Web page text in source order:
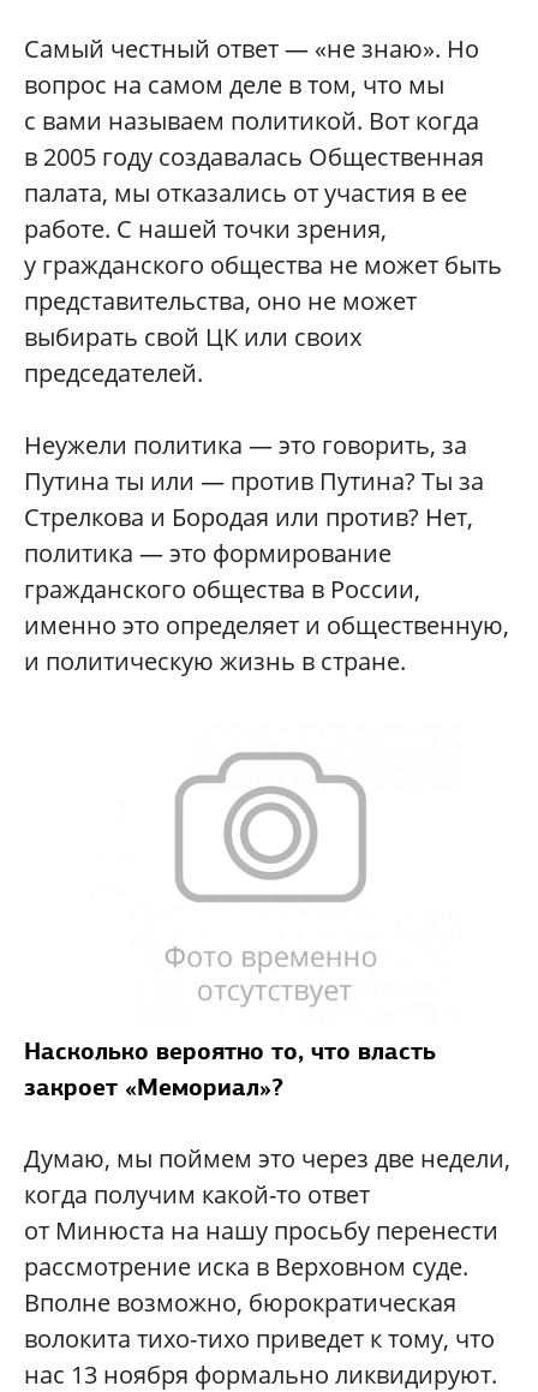
Самый честный ответ — «не знаю». Но
вопрос на самом деле в том, что мы
с вами называем политикой. Вот когда
в 2005 году создавалась Общественная
палата, мы отказались от участия в ее
работе. С нашей точки зрения,
у гражданского общества не может быть
представительства, оно не может
выбирать свой ЦК или своих
председателей.
Неужели политика — это говорить, за
Путина ты или — против Путина? Ты за
Стрелкова и Бородая или против? Нет,
политика — это формирование
гражданского общества в России,
именно это определяет и общественную,
и политическую жизнь в стране.
Насколько вероятно то, что власть
закроет «Мемориал»?
Думаю, мы поймем это через две недели,
когда получим какой-то ответ
от Минюста на нашу просьбу перенести
рассмотрение иска в Верховном суде.
Вполне возможно, бюрократическая
волокита тихо-тихо приведет к тому, что
нас 13 ноября формально ликвидируют.